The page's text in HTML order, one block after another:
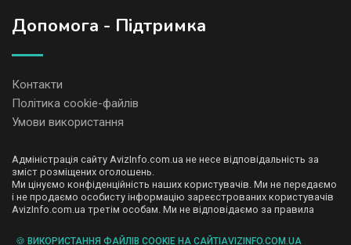
Допомога - Підтримка
Контакти
Політика cookie-файлів
Умови використання
Адміністрація сайту AvizInfo.com.ua не несе відповідальність за
зміст розміщених оголошень.
Ми цінуємо конфіденційність наших користувачів. Ми не передаємо
і не продаємо особисту інформацію зареєстрованих користувачів
AvizInfo.com.ua третім особам. Ми не відповідаємо за правила
деяких сторінках нашого сайту представлена реклама Google
🍪 ВИКОРИСТАННЯ ФАЙЛІВ COOKIE НА САЙТІAVIZINFO.COM.UA